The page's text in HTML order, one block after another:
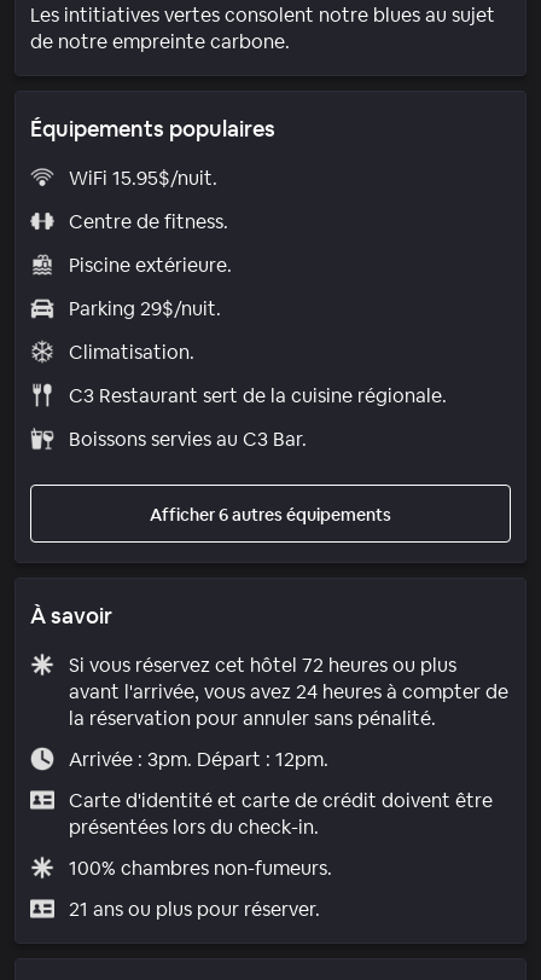
Les intitiatives vertes consolent notre blues au sujet
de notre empreinte carbone.
Équipements populaires
WiFi 15.95$/nuit.
Centre de fitness.
Piscine extérieure.
Parking 29$/nuit.
Climatisation.
C3 Restaurant sert de la cuisine régionale.
Boissons servies au C3 Bar.
Afficher 6 autres équipements
À savoir
Si vous réservez cet hôtel 72 heures ou plus
avant l'arrivée, vous avez 24 heures à compter de
la réservation pour annuler sans pénalité.
Arrivée : 3pm. Départ : 12pm.
Carte d'identité et carte de crédit doivent être
présentées lors du check-in.
100% chambres non-fumeurs.
21 ans ou plus pour réserver.